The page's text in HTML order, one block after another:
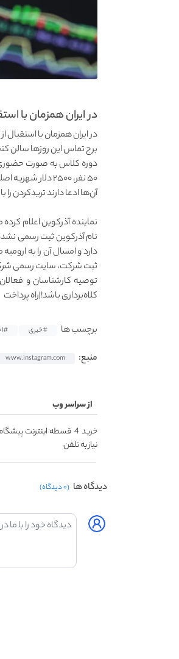
در ایران همزمان با
در ایران همزمان با استقبال
برج تماس این روزها سالن
۵۰ نفر، ۲۵۰۰ دلار شهریه اصلی و ۵۰۰ دلار شهریه جانبی دریافت می‌کنند.
آن‌ها ادعا دارند تریدکردن
نماینده آذرکوین اعلام
دارد و امسال آن را به
ثبت شرکت، سایت رسمی
توصیه کارشناسان و
کلاه‌برداری باشد!|راه پرداخت
برچسب ها #خبری
منبع: www.instagram.com
از سراسر وب
خرید 4 قسطه اینترنت
نیاز به تلفن
دیدگاه ها (۰ دیدگاه)